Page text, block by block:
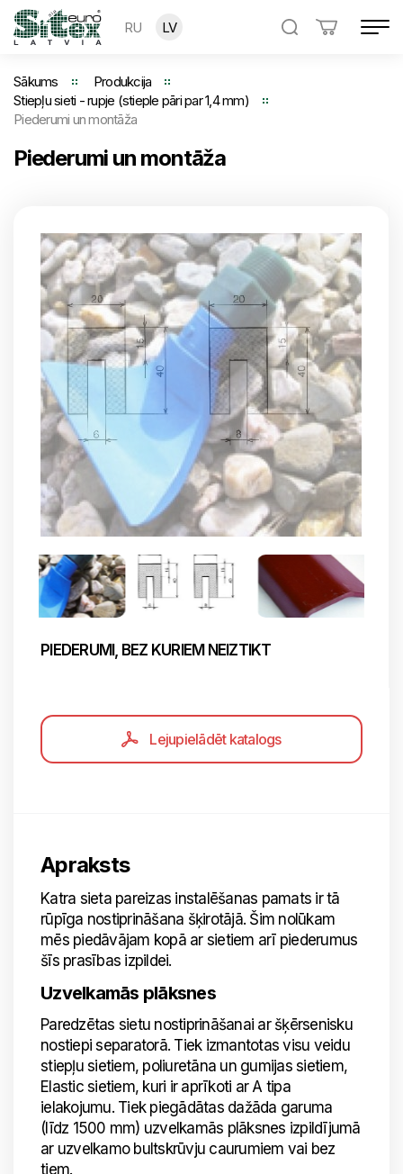
RU LV
Sākums
Produkcija
Stiepļu sieti - rupje (stieple pāri par 1,4 mm)
Piederumi un montāža
Piederumi un montāža
PIEDERUMI, BEZ KURIEM NEIZTIKT
Lejupielādēt katalogs
Apraksts
Katra sieta pareizas instalēšanas pamats ir tā
rūpīga nostiprināšana šķirotājā. Šim nolūkam
mēs piedāvājam kopā ar sietiem arī piederumus
šīs prasības izpildei.
Uzvelkamās plāksnes
Paredzētas sietu nostiprināšanai ar šķērsenisku
nostiepi separatorā. Tiek izmantotas visu veidu
stiepļu sietiem, poliuretāna un gumijas sietiem,
Elastic sietiem, kuri ir aprīkoti ar A tipa
ielakojumu. Tiek piegādātas dažāda garuma
(līdz 1500 mm) uzvelkamās plāksnes izpildījumā
ar uzvelkamo bultskrūvju caurumiem vai bez
tiem.